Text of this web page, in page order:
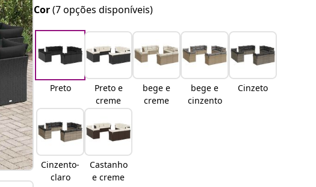
Cor(7 opções disponíveis)
Preto
Preto e
creme
bege e
creme
bege e
cinzento
Cinzeto
Cinzento-
claro
Castanho
e creme